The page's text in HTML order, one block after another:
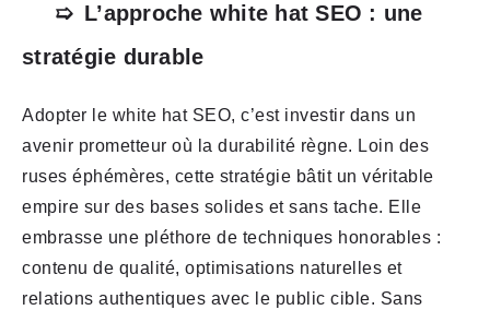
L’approche white hat SEO : une
stratégie durable
Adopter le white hat SEO, c’est investir dans un
avenir prometteur où la durabilité règne. Loin des
ruses éphémères, cette stratégie bâtit un véritable
empire sur des bases solides et sans tache. Elle
embrasse une pléthore de techniques honorables :
contenu de qualité, optimisations naturelles et
relations authentiques avec le public cible. Sans